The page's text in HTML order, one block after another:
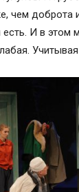
чем доброта
И в этом